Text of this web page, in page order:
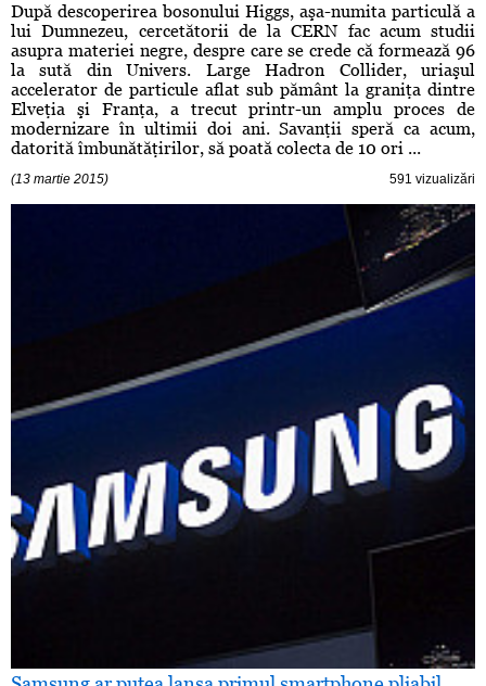
După descoperirea bosonului Higgs, aşa-numita particulă a
lui Dumnezeu, cercetătorii de la CERN fac acum studii
asupra materiei negre, despre care se crede că formează 96
la sută din Univers. Large Hadron Collider, uriaşul
accelerator de particule aflat sub pământ la graniţa dintre
Elveţia şi Franţa, a trecut printr-un amplu proces de
modernizare în ultimii doi ani. Savanţii speră ca acum,
datorită îmbunătăţirilor, să poată colecta de 10 ori ...
(13 martie 2015) 591 vizualizări